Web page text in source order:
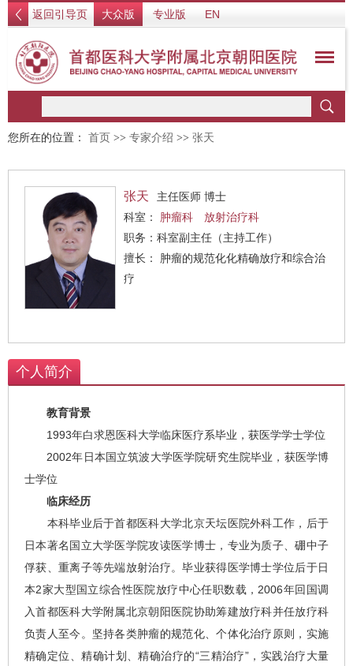
返回引导页 大众版 专业版 EN
您所在的位置： 首页 >> 专家介绍 >> 张天
张天
主任医师 博士
科室： 肿瘤科
放射治疗科
职务：科室副主任（主持工作）
擅长： 肿瘤的规范化化精确放疗和综合治
疗
个人简介
教育背景
1993年白求恩医科大学临床医疗系毕业，获医学学士学位
2002年日本国立筑波大学医学院研究生院毕业，获医学博
士学位
临床经历
本科毕业后于首都医科大学北京天坛医院外科工作，后于
日本著名国立大学医学院攻读医学博士，专业为质子、硼中子
俘获、重离子等先端放射治疗。毕业获得医学博士学位后于日
本2家大型国立综合性医院放疗中心任职数载，2006年回国调
入首都医科大学附属北京朝阳医院协助筹建放疗科并任放疗科
负责人至今。坚持各类肿瘤的规范化、个体化治疗原则，实施
精确定位、精确计划、精确治疗的“三精治疗”，实践治疗大量